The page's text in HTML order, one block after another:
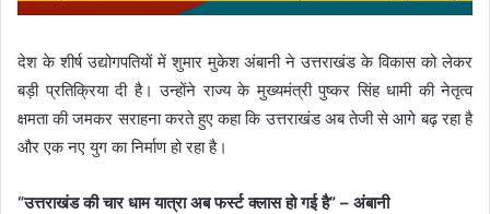
देश के शीर्ष उद्योगपतियों में शुमार मुकेश अंबानी ने उत्तराखंड के विकास को लेकर
बड़ी प्रतिक्रिया दी है। उन्होंने राज्य के मुख्यमंत्री पुष्कर सिंह धामी की नेतृत्व
क्षमता की जमकर सराहना करते हुए कहा कि उत्तराखंड अब तेजी से आगे बढ़ रहा है
और एक नए युग का निर्माण हो रहा है।
“उत्तराखंड की चार धाम यात्रा अब फर्स्ट क्लास हो गई है” – अंबानी